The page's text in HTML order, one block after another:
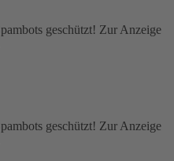
geschützt! Zur Anzeige
geschützt! Zur Anzeige